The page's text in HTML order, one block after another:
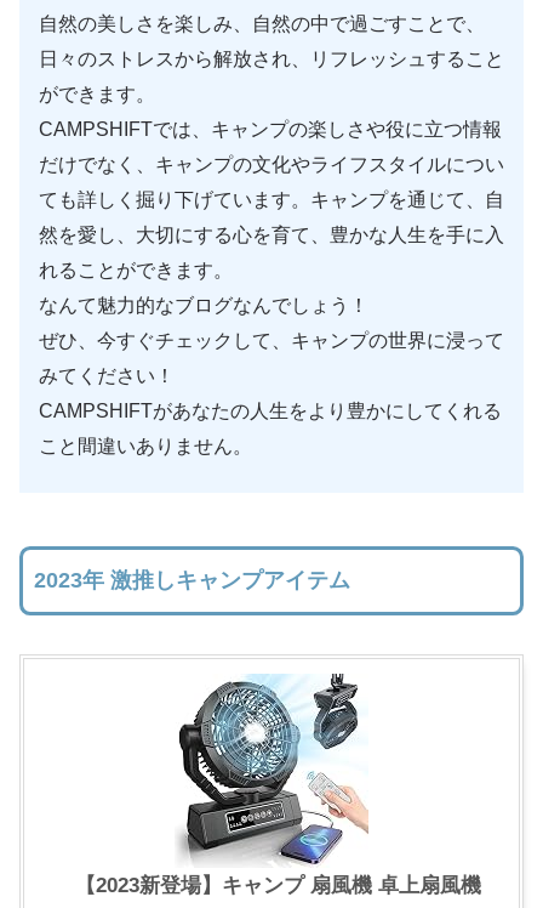
自然の美しさを楽しみ、自然の中で過ごすことで、
日々のストレスから解放され、リフレッシュすること
ができます。
CAMPSHIFTでは、キャンプの楽しさや役に立つ情報
だけでなく、キャンプの文化やライフスタイルについ
ても詳しく掘り下げています。キャンプを通じて、自
然を愛し、大切にする心を育て、豊かな人生を手に入
れることができます。
なんて魅力的なブログなんでしょう！
ぜひ、今すぐチェックして、キャンプの世界に浸って
みてください！
CAMPSHIFTがあなたの人生をより豊かにしてくれる
こと間違いありません。
2023年 激推しキャンプアイテム
【2023新登場】キャンプ 扇風機 卓上扇風機